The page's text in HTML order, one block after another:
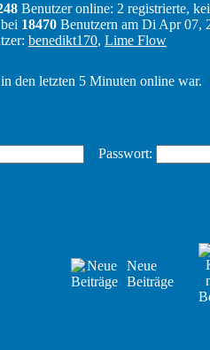
Benutzer online: 2 registrierte,
18470 Benutzern am Di Apr 07,
benedikt170, Lime Flow
den letzten 5 Minuten online war.
Passwort:
Neue
Beiträge